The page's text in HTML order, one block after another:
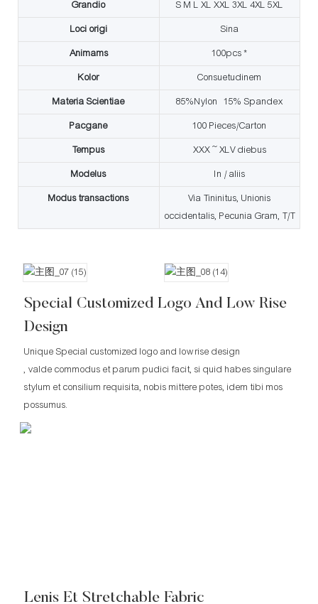
Grandio S M L XL XXL 3XL 4XL 5XL
Loci origi Sina
Animams 100pcs *
Kolor Consuetudinem
Materia Scientiae 85%Nylon 15% Spandex
Pacgane 100 Pieces/Carton
Tempus XXX ~ XLV diebus
Modelus In / aliis
Modus transactions
Via Tininitus, Unionis
occidentalis, Pecunia Gram, T/T
Special Customized Logo And Low Rise
Design
Unique Special customized logo and low rise design
, valde commodus et parum pudici facit, si quid habes singulare
stylum et consilium requisita, nobis mittere potes, idem tibi mos
possumus.
Lenis Et Stretchable Fabric